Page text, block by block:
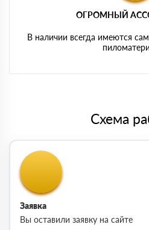
ОГРОМНЫЙ
В наличии всегда имеются
Схема
Заявка
Вы оставили заявку на сайте